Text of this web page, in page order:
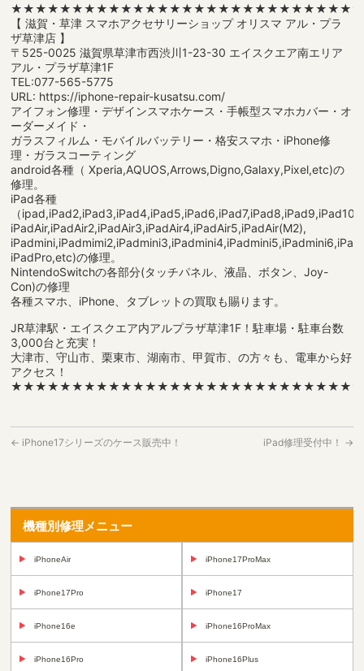
【 滋賀・草津 スマホアクセサリーショップ オリスマ アル・プラ
ザ草津店 】
〒525-0025 滋賀県草津市西渋川1-23-30 エイスクエア南エリア
アル・プラザ草津1F
TEL:077-565-5775
URL: https://iphone-repair-kusatsu.com/
アイフォン修理・デザインスマホケース・手帳型スマホカバー・オ
ーダーメイド・
ガラスフィルム・モバイルバッテリー・格安スマホ・iPhone修
理・ガラスコーティング
android各種（ Xperia,AQUOS,Arrows,Digno,Galaxy,Pixel,etc)の
修理。
iPad各種
（ipad,iPad2,iPad3,iPad4,iPad5,iPad6,iPad7,iPad8,iPad9,iPad10,
iPadAir,iPadAir2,iPadAir3,iPadAir4,iPadAir5,iPadAir(M2),
iPadPro,etc)の修理。
NintendoSwitchの各部分(タッチパネル、液晶、ボタン、Joy-
Con)の修理
各種スマホ、iPhone、タブレットの買取も賜ります。
JR草津駅・エイスクエア内アルプラザ草津1F！駐車場・駐車台数
3,000台と充実！
大津市、守山市、栗東市、湖南市、甲賀市、の方々も、電車から好
アクセス！
← iPhone17シリーズのケース販売中！ iPad修理受付中！ →
機種別修理メニュー
iPhoneAir iPhone17ProMax
iPhone17Pro iPhone17
iPhone16e iPhone16ProMax
iPhone16Pro iPhone16Plus